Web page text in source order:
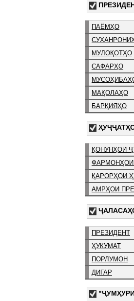
ПАЁМҲО
МУЛОҚОТҲО
САФАРҲО
МАҚОЛАҲО
БАРҚИЯҲО
ҚОНУНҲОИ
ФАРМОНҲОИ
ҚАРОРҲОИ
АМРҲОИ
ПРЕЗИДЕНТ
ҲУКУМАТ
ПОРЛУМОН
ДИГАР